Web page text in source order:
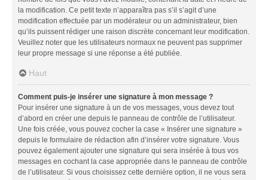
la modification. Ce petit texte n’apparaîtra pas s’il s’agit d’une
modification effectuée par un modérateur ou un administrateur, bien
qu’ils puissent rédiger une raison discrète concernant leur modification.
Veuillez noter que les utilisateurs normaux ne peuvent pas supprimer
leur propre message si une réponse a été publiée.
Haut
Comment puis-je insérer une signature à mon message ?
Pour insérer une signature à un de vos messages, vous devez tout
d’abord en créer une depuis le panneau de contrôle de l’utilisateur.
Une fois créée, vous pouvez cocher la case « Insérer une signature »
depuis le formulaire de rédaction afin d’insérer votre signature. Vous
pouvez également ajouter une signature qui sera insérée à tous vos
messages en cochant la case appropriée dans le panneau de contrôle
de l’utilisateur. Si vous choisissez cette dernière option, il ne vous sera